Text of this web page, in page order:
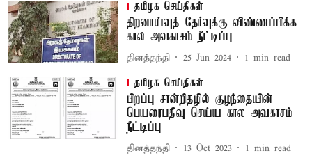
தமிழக செய்திகள்
திறனாய்வுத் தேர்வுக்கு விண்ணப்பிக்க
கால அவகாசம் நீட்டிப்பு
தினத்தந்தி 25 Jun 2024 1 min read
தமிழக செய்திகள்
பிறப்பு சான்றிதழில் குழந்தையின்
பெயரைபதிவு செய்ய கால அவகாசம்
நீட்டிப்பு
தினத்தந்தி 13 Oct 2023 1 min read